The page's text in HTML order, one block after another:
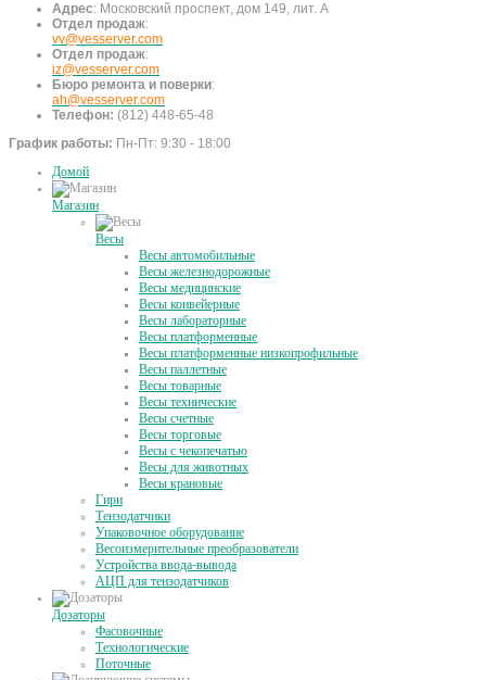
Адрес: Московский проспект, дом 149, лит. А
Отдел продаж:
vv@vesserver.com
Отдел продаж:
iz@vesserver.com
Бюро ремонта и поверки:
ah@vesserver.com
Телефон: (812) 448-65-48
График работы: Пн-Пт: 9:30 - 18:00
Домой
Магазин
Весы
Весы автомобильные
Весы железнодорожные
Весы медицинские
Весы конвейерные
Весы лабораторные
Весы платформенные
Весы платформенные низкопрофильные
Весы паллетные
Весы товарные
Весы технические
Весы счетные
Весы торговые
Весы с чекопечатью
Весы для животных
Весы крановые
Гири
Тензодатчики
Упаковочное оборудование
Весоизмерительные преобразователи
Устройства ввода-вывода
АЦП для тензодатчиков
Дозаторы
Фасовочные
Технологические
Поточные